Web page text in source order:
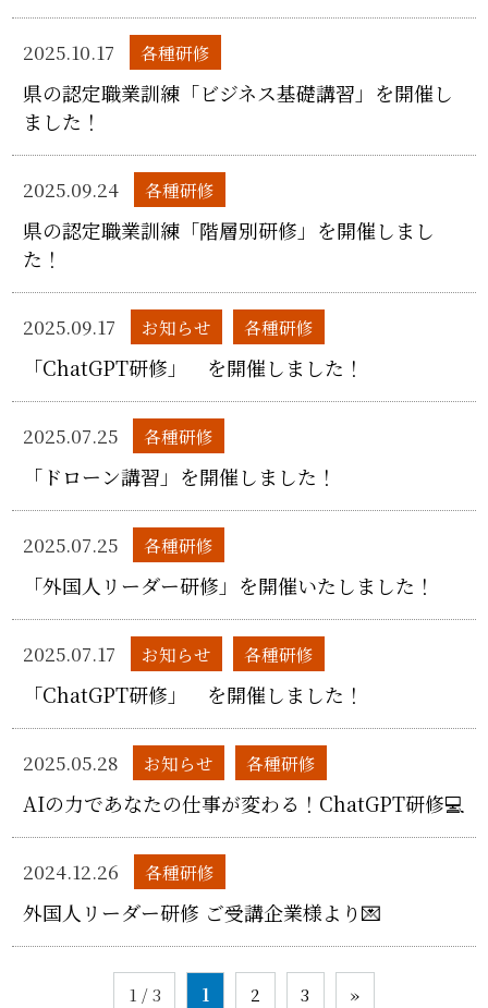
2025.10.17 各種研修
県の認定職業訓練「ビジネス基礎講習」を開催し
ました！
2025.09.24 各種研修
県の認定職業訓練「階層別研修」を開催しまし
た！
2025.09.17 お知らせ 各種研修
「ChatGPT研修」 を開催しました！
2025.07.25 各種研修
「ドローン講習」を開催しました！
2025.07.25 各種研修
「外国人リーダー研修」を開催いたしました！
2025.07.17 お知らせ 各種研修
「ChatGPT研修」 を開催しました！
2025.05.28 お知らせ 各種研修
AIの力であなたの仕事が変わる！ChatGPT研修💻
2024.12.26 各種研修
外国人リーダー研修 ご受講企業様より💌
1 / 3 1 2 3 »